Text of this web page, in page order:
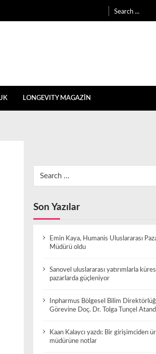
for:
LONGEVITY MAGAZİN
for:
Son Yazılar
Emin Kaya, Humanis Uluslararası
Müdürü oldu
Sanovel uluslararası yatırımlarla
pazarlarda güçleniyor
Inpharmus Bölgesel Bilim
Görevine Doç. Dr. Tolga Tunçel
Kaan Kalaycı yazdı: Bir girişimciden
müdürüne notlar